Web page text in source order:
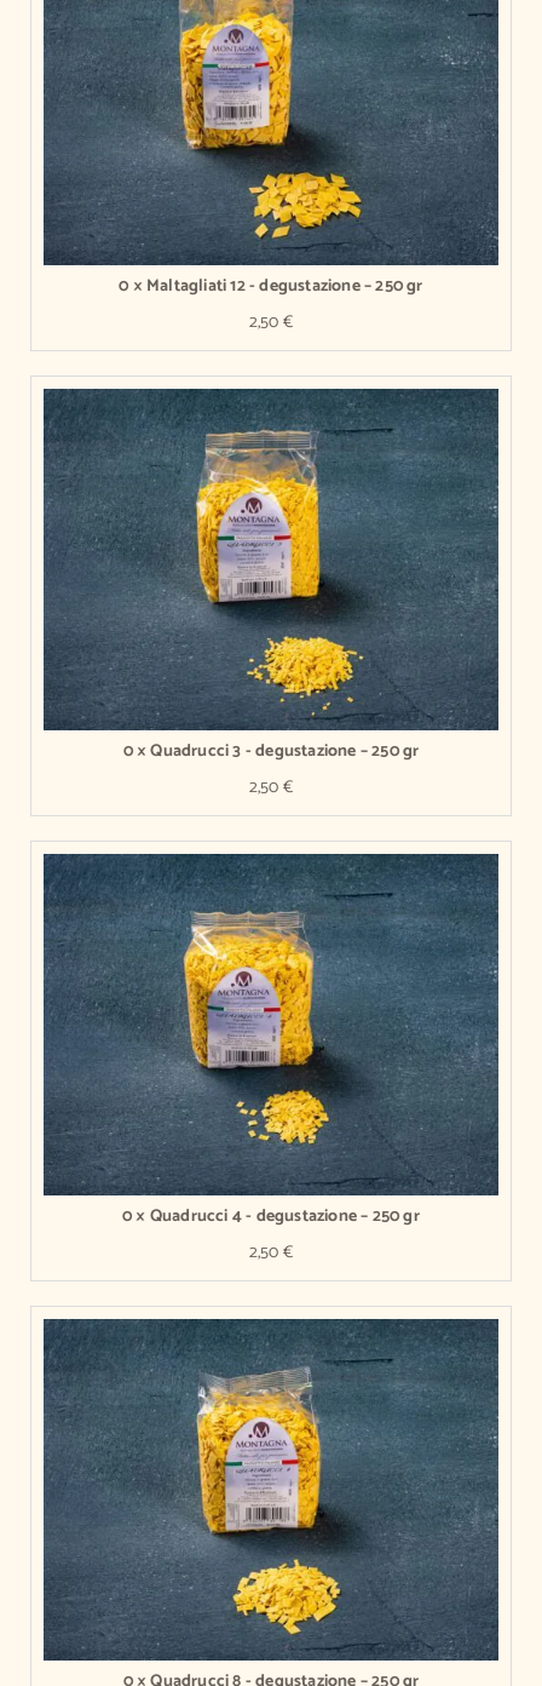
0 × Maltagliati 12 - degustazione – 250 gr
2,50€
0 × Quadrucci 3 - degustazione – 250 gr
2,50€
0 × Quadrucci 4 - degustazione – 250 gr
2,50€